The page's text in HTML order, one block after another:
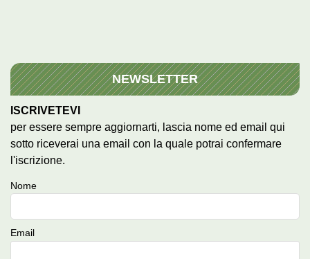
NEWSLETTER
ISCRIVETEVI
per essere sempre aggiornarti, lascia nome ed email qui
sotto riceverai una email con la quale potrai confermare
l'iscrizione.
Nome
Email